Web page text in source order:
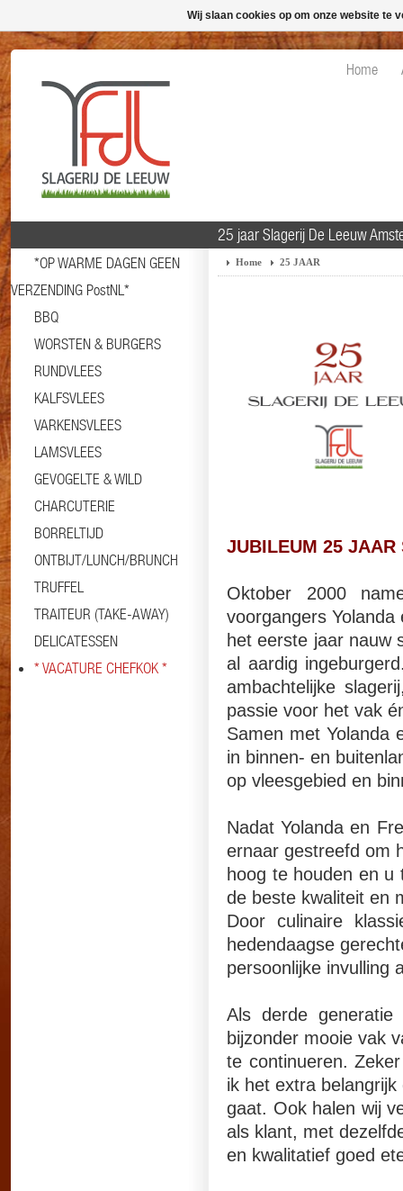
Home
*OP WARME DAGEN GEEN
VERZENDING PostNL*
BBQ
WORSTEN & BURGERS
RUNDVLEES
KALFSVLEES
VARKENSVLEES
LAMSVLEES
GEVOGELTE & WILD
CHARCUTERIE
BORRELTIJD
ONTBIJT/LUNCH/BRUNCH
TRUFFEL
TRAITEUR (TAKE-AWAY)
DELICATESSEN
* VACATURE CHEFKOK *
25 jaar Slagerij De Leeuw
Home 25 JAAR
JUBILEUM 25 JAAR
Oktober 2000
voorgangers
het eerste jaar nauw
al aardig
ambachtelijke
passie voor het vak
Samen met Yolanda
in binnen- en
op vleesgebied en
Nadat Yolanda en
ernaar gestreefd om
hoog te houden en u
de beste kwaliteit en
Door culinaire
hedendaagse
persoonlijke invulling
Als derde
bijzonder mooie vak
te continueren.
ik het extra
gaat. Ook halen wij
als klant, met
en kwalitatief goed
Wij slaan cookies op om onze website te